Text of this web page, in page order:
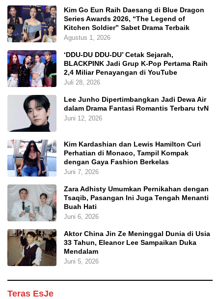
Kim Go Eun Raih Daesang di Blue Dragon
Series Awards 2026, “The Legend of
Kitchen Soldier” Sabet Drama Terbaik
Agustus 1, 2026
‘DDU-DU DDU-DU’ Cetak Sejarah,
BLACKPINK Jadi Grup K-Pop Pertama Raih
2,4 Miliar Penayangan di YouTube
Juli 28, 2026
Lee Junho Dipertimbangkan Jadi Dewa Air
dalam Drama Fantasi Romantis Terbaru tvN
Juni 12, 2026
Kim Kardashian dan Lewis Hamilton Curi
Perhatian di Monaco, Tampil Kompak
dengan Gaya Fashion Berkelas
Juni 7, 2026
Zara Adhisty Umumkan Pernikahan dengan
Tsaqib, Pasangan Ini Juga Tengah Menanti
Buah Hati
Juni 6, 2026
Aktor China Jin Ze Meninggal Dunia di Usia
33 Tahun, Eleanor Lee Sampaikan Duka
Mendalam
Juni 5, 2026
Teras EsJe